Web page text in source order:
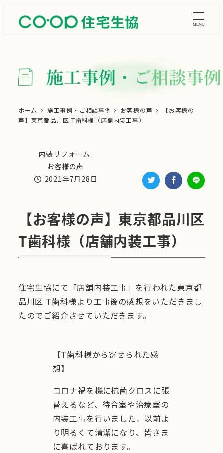
MENU
ホーム 施工事例・ご相談事例 お客様の声
【お客様の
声】東京都品川区 T歯科様（店舗内装工事）
投稿日
2021年7月28日
施工事例・ご相談事例カテゴリー
お客様の声
施工事例・ご相談事例カテゴリー
内装リフォーム
【お客様の声】東京都品川区
T歯科様（店舗内装工事）
住宅生協にて「店舗内装工事」を行われた東京都
品川区 T歯科様より工事後の感想をいただきまし
たのでご紹介させていただきます。
【T歯科様から寄せられた感
想】
コロナ禍を機に抗菌クロスに張
替えるなど、待合室や治療室の
内装工事を行いました。以前よ
り明るくて清潔になり、皆さま
に喜ばれております。